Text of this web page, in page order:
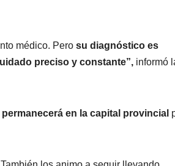
médico. Pero su diagnóstico es
preciso y constante”, informó
permanecerá en la capital provincial